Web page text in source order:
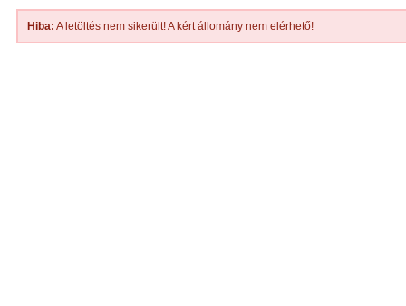
Hiba: A letöltés nem sikerült! A kért állomány nem elérhető!